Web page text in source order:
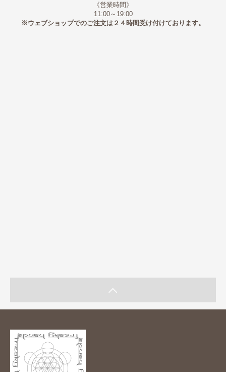
《営業時間》
11:00～19:00
※ウェブショップでのご注文は２４時間受け付けております。